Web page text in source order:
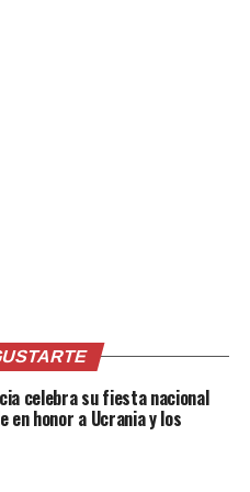
celebra su fiesta nacional
en honor a Ucrania y los